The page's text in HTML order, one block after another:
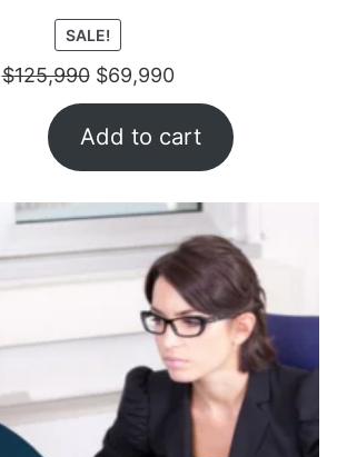
SALE!
ON
SALE
$125,990 $69,990
Add to cart